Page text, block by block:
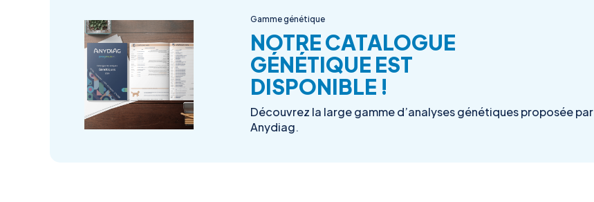
Gamme génétique
NOTRE CATALOGUE
GÉNÉTIQUE EST
DISPONIBLE !
Découvrez la large gamme d’analyses génétiques proposée par
Anydiag.